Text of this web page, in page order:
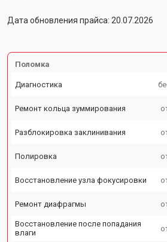
Дата обновления прайса: 20.07.2026
Поломка
Диагностика
Ремонт кольца зуммирования
Разблокировка заклинивания
Полировка
Восстановление узла фокусировки
Ремонт диафрагмы
Восстановление после попадания
влаги